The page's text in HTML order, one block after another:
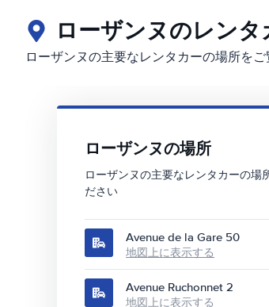
ローザンヌのレンタ
ローザンヌの主要なレンタカーの場所を
ローザンヌの場所
ローザンヌの主要なレンタカーの場
ださい
Avenue de la Gare 50
地図上に表示する
Avenue Ruchonnet 2
地図上に表示する